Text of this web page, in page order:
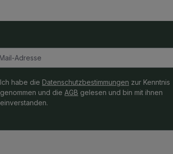
Ich habe die Datenschutzbestimmungen zur Kenntnis
genommen und die AGB gelesen und bin mit ihnen
einverstanden.